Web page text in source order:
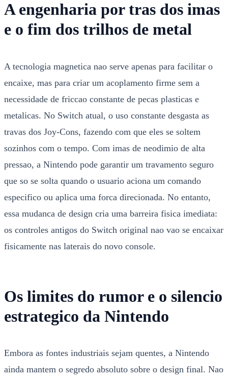
A engenharia por tras dos imas
e o fim dos trilhos de metal
A tecnologia magnetica nao serve apenas para facilitar o
encaixe, mas para criar um acoplamento firme sem a
necessidade de friccao constante de pecas plasticas e
metalicas. No Switch atual, o uso constante desgasta as
travas dos Joy-Cons, fazendo com que eles se soltem
sozinhos com o tempo. Com imas de neodimio de alta
pressao, a Nintendo pode garantir um travamento seguro
que so se solta quando o usuario aciona um comando
especifico ou aplica uma forca direcionada. No entanto,
essa mudanca de design cria uma barreira fisica imediata:
os controles antigos do Switch original nao vao se encaixar
fisicamente nas laterais do novo console.
Os limites do rumor e o silencio
estrategico da Nintendo
Embora as fontes industriais sejam quentes, a Nintendo
ainda mantem o segredo absoluto sobre o design final. Nao